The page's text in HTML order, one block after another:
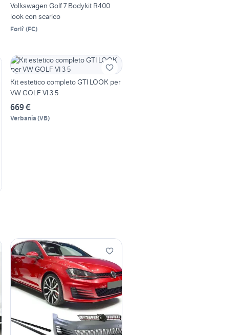
Volkswagen Golf 7 Bodykit R400
look con scarico
Forli' (FC)
Kit estetico completo GTI LOOK per
VW GOLF VI 3 5
669 €
Verbania (VB)